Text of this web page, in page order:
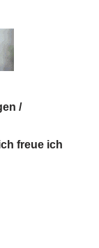
/
freue ich